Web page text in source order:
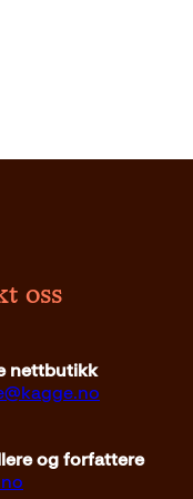
299krLes mer
oss
nettbutikk
og forfattere